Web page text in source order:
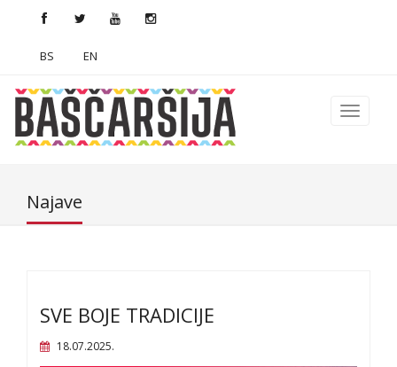
BS EN
Najave
SVE BOJE TRADICIJE
18.07.2025.